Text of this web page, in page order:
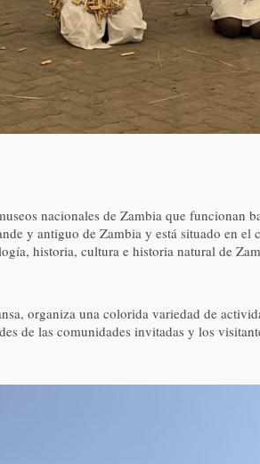
nacionales de Zambia que funcionan
y antiguo de Zambia y está situado en
historia, cultura e historia natural de
organiza una colorida variedad de
de las comunidades invitadas y los